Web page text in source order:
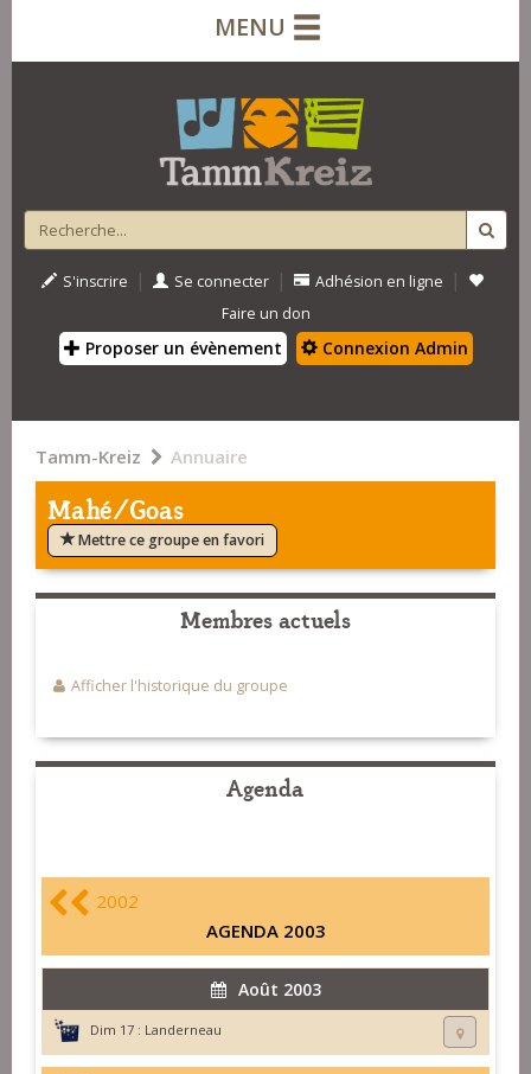
MENU
S'inscrire | Se connecter | Adhésion en ligne |
Faire un don
Proposer un évènement Connexion Admin
Tamm-Kreiz Annuaire
Mahé/Goas
Mettre ce groupe en favori
Membres actuels
Afficher l'historique du groupe
Agenda
2002
AGENDA 2003
Août 2003
Dim 17 : Landerneau